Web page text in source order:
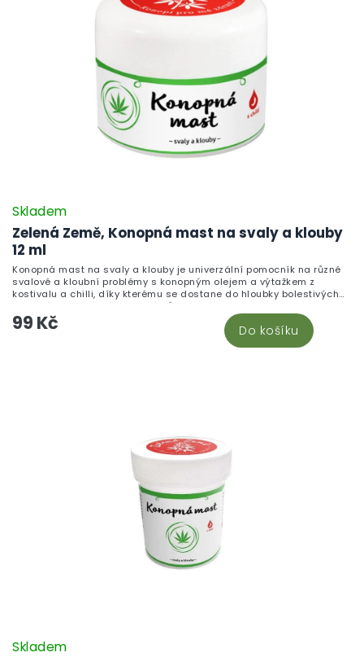
Zelená Země, Konopná mast na svaly a klouby
12 ml
Skladem
99 Kč Do košíku
Konopná mast na svaly a klouby je univerzální pomocník na různé
svalové a kloubní problémy s konopným olejem a výtažkem z
kostivalu a chilli, díky kterému se dostane do hloubky bolestivých
svalových a kloubních problémů.
Skladem